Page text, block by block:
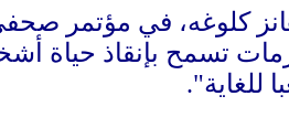
هانز كلوغه، في مؤتمر
تسمح بإنقاذ حياة
للغاية".